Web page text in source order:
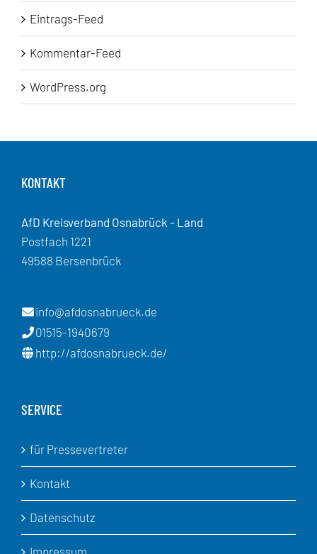
Eintrags-Feed
Kommentar-Feed
WordPress.org
KONTAKT
AfD Kreisverband Osnabrück - Land
Postfach 1221
49588 Bersenbrück
info@afdosnabrueck.de
01515-1940679
http://afdosnabrueck.de/
SERVICE
für Pressevertreter
Kontakt
Datenschutz
Impressum